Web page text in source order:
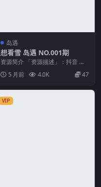
岛遇
想看雪 岛遇 NO.001期
资源简介 「资源描述」：抖音 想
看雪 岛遇 NO.001期 【6P14V】
「资...5 月前 4.0K 47
VIP